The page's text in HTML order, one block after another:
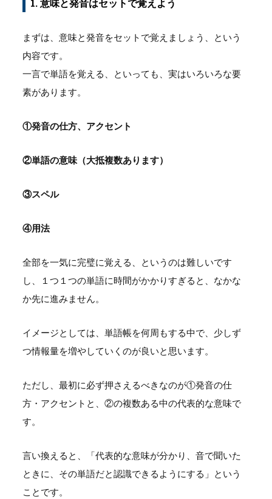
1. 意味と発音はセットで覚えよう
まずは、意味と発音をセットで覚えましょう、という
内容です。
一言で単語を覚える、といっても、実はいろいろな要
素があります。
①発音の仕方、アクセント
②単語の意味（大抵複数あります）
③スペル
④用法
全部を一気に完璧に覚える、というのは難しいです
し、１つ１つの単語に時間がかかりすぎると、なかな
か先に進みません。
イメージとしては、単語帳を何周もする中で、少しず
つ情報量を増やしていくのが良いと思います。
ただし、最初に必ず押さえるべきなのが①発音の仕
方・アクセントと、②の複数ある中の代表的な意味で
す。
言い換えると、「代表的な意味が分かり、音で聞いた
ときに、その単語だと認識できるようにする」という
ことです。